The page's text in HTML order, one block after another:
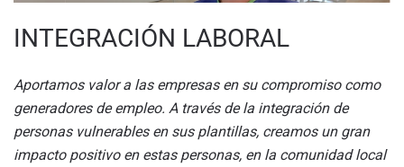
INTEGRACIÓN LABORAL
Aportamos valor a las empresas en su compromiso como
generadores de empleo. A través de la integración de
personas vulnerables en sus plantillas, creamos un gran
impacto positivo en estas personas, en la comunidad local